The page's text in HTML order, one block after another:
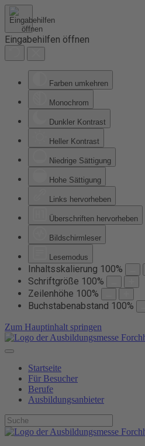
Eingabehilfen öffnen
Farben umkehren
Monochrom
Dunkler Kontrast
Heller Kontrast
Niedrige Sättigung
Hohe Sättigung
Links hervorheben
Überschriften hervorheben
Bildschirmleser
Lesemodus
Inhaltsskalierung 100%
Schriftgröße 100%
Zeilenhöhe 100%
Buchstabenabstand 100%
Zum Hauptinhalt springen
Startseite
Für Besucher
Berufe
Ausbildungsanbieter